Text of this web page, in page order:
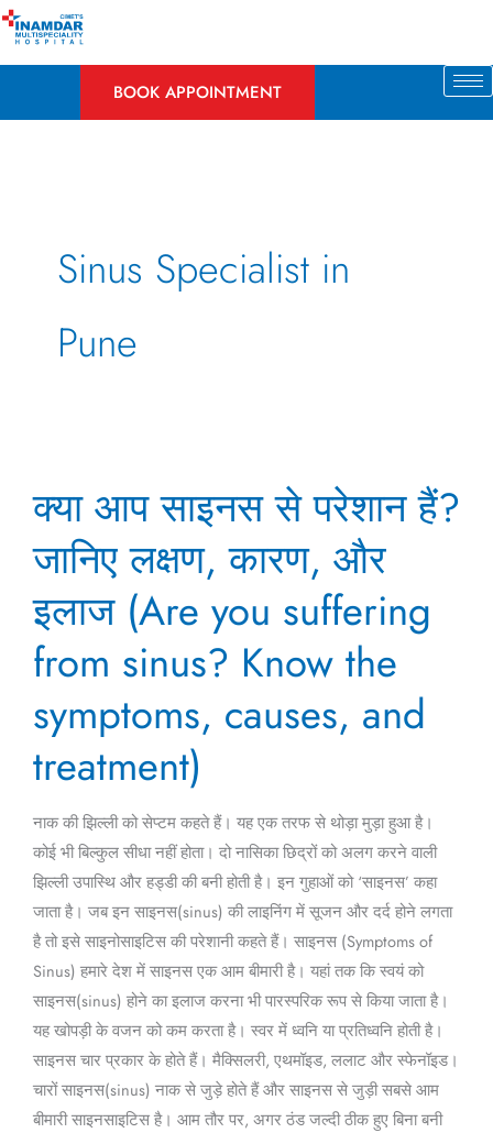
Skip
BOOK APPOINTMENT
Sinus Specialist in
Pune
क्या आप साइनस से परेशान हैं?
जानिए लक्षण, कारण, और
इलाज (Are you suffering
from sinus? Know the
symptoms, causes, and
treatment)
नाक की झिल्ली को सेप्टम कहते हैं। यह एक तरफ से थोड़ा मुड़ा हुआ है।
कोई भी बिल्कुल सीधा नहीं होता। दो नासिका छिद्रों को अलग करने वाली
झिल्ली उपास्थि और हड्डी की बनी होती है। इन गुहाओं को ‘साइनस’ कहा
जाता है। जब इन साइनस(sinus) की लाइनिंग में सूजन और दर्द होने लगता
है तो इसे साइनोसाइटिस की परेशानी कहते हैं। साइनस (Symptoms of
Sinus) हमारे देश में साइनस एक आम बीमारी है। यहां तक ​​कि स्वयं को
साइनस(sinus) होने का इलाज करना भी पारस्परिक रूप से किया जाता है।
यह खोपड़ी के वजन को कम करता है। स्वर में ध्वनि या प्रतिध्वनि होती है।
साइनस चार प्रकार के होते हैं। मैक्सिलरी, एथमॉइड, ललाट और स्फेनॉइड।
चारों साइनस(sinus) नाक से जुड़े होते हैं और साइनस से जुड़ी सबसे आम
बीमारी साइनसाइटिस है। आम तौर पर, अगर ठंड जल्दी ठीक हुए बिना बनी
आप
से
हैं?
जानिए
लक्षण,
कारण,
और
इलाज
you
suffering
from
sinus?
Know
the
symptoms,
causes,
and
treatment)